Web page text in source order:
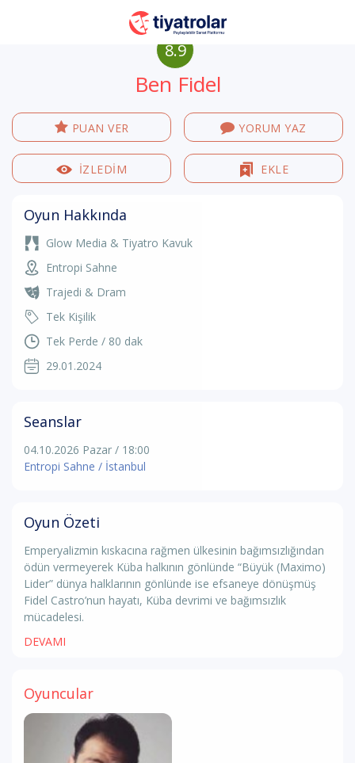
8.9
Ben Fidel
PUAN VER YORUM YAZ
İZLEDİM EKLE
Oyun Hakkında
Glow Media & Tiyatro Kavuk
Entropi Sahne
Trajedi & Dram
Tek Kişilik
Tek Perde / 80 dak
29.01.2024
Seanslar
04.10.2026 Pazar / 18:00
Entropi Sahne / İstanbul
Oyun Özeti
Emperyalizmin kıskacına rağmen ülkesinin bağımsızlığından
ödün vermeyerek Küba halkının gönlünde “Büyük (Maximo)
Lider” dünya halklarının gönlünde ise efsaneye dönüşmüş
Fidel Castro’nun hayatı, Küba devrimi ve bağımsızlık
mücadelesi.
DEVAMI
Oyuncular